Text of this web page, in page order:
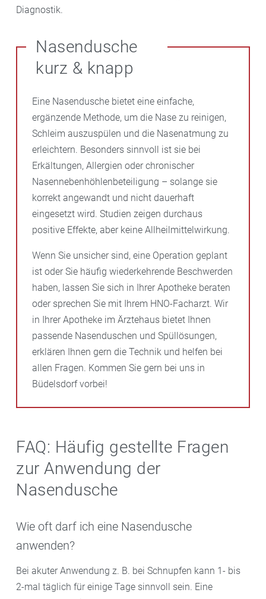
Diagnostik.
Nasendusche
kurz & knapp
Eine Nasendusche bietet eine einfache,
ergänzende Methode, um die Nase zu reinigen,
Schleim auszuspülen und die Nasenatmung zu
erleichtern. Besonders sinnvoll ist sie bei
Erkältungen, Allergien oder chronischer
Nasennebenhöhlenbeteiligung – solange sie
korrekt angewandt und nicht dauerhaft
eingesetzt wird. Studien zeigen durchaus
positive Effekte, aber keine Allheilmittelwirkung.
Wenn Sie unsicher sind, eine Operation geplant
ist oder Sie häufig wiederkehrende Beschwerden
haben, lassen Sie sich in Ihrer Apotheke beraten
oder sprechen Sie mit Ihrem HNO-Facharzt. Wir
in Ihrer Apotheke im Ärztehaus bietet Ihnen
passende Nasenduschen und Spüllösungen,
erklären Ihnen gern die Technik und helfen bei
allen Fragen. Kommen Sie gern bei uns in
Büdelsdorf vorbei!
FAQ: Häufig gestellte Fragen
zur Anwendung der
Nasendusche
Wie oft darf ich eine Nasendusche
anwenden?
Bei akuter Anwendung z. B. bei Schnupfen kann 1- bis
2-mal täglich für einige Tage sinnvoll sein. Eine